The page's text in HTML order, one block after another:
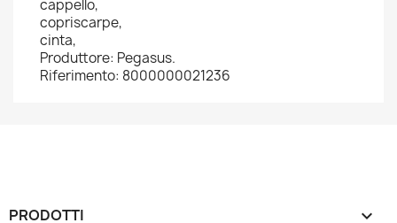
cappello,
copriscarpe,
cinta,
Produttore: Pegasus.
Riferimento: 8000000021236
PRODOTTI 